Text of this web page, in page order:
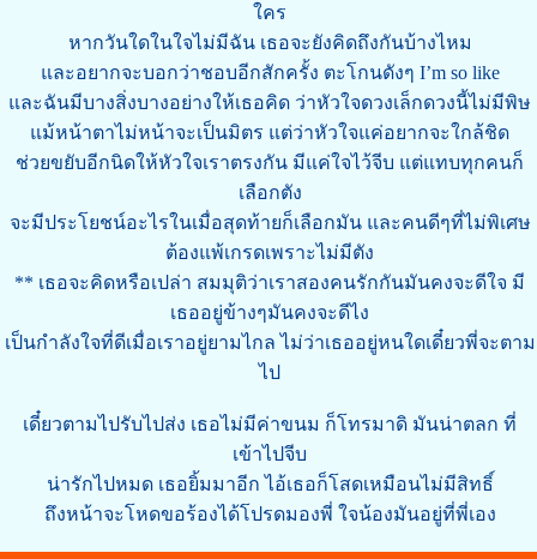
ใคร
หากวันใดในใจไม่มีฉัน เธอจะยังคิดถึงกันบ้างไหม
และอยากจะบอกว่าชอบอีกสักครั้ง ตะโกนดังๆ I’m so like
และฉันมีบางสิ่งบางอย่างให้เธอคิด ว่าหัวใจดวงเล็กดวงนี้ไม่มีพิษ
แม้หน้าตาไม่หน้าจะเป็นมิตร แต่ว่าหัวใจแค่อยากจะใกล้ชิด
ช่วยขยับอีกนิดให้หัวใจเราตรงกัน มีแค่ใจไว้จีบ แต่แทบทุกคนก็
เลือกตัง
จะมีประโยชน์อะไรในเมื่อสุดท้ายก็เลือกมัน และคนดีๆที่ไม่พิเศษ
ต้องแพ้เกรดเพราะไม่มีตัง
** เธอจะคิดหรือเปล่า สมมุติว่าเราสองคนรักกันมันคงจะดีใจ มี
เธออยู่ข้างๆมันคงจะดีไง
เป็นกำลังใจที่ดีเมื่อเราอยู่ยามไกล ไม่ว่าเธออยู่หนใดเดี๋ยวพี่จะตาม
ไป
เดี๋ยวตามไปรับไปส่ง เธอไม่มีค่าขนม ก็โทรมาดิ มันน่าตลก ที่
เข้าไปจีบ
น่ารักไปหมด เธอยิ้มมาอีก ไอ้เธอก็โสดเหมือนไม่มีสิทธิ์
ถึงหน้าจะโหดขอร้องได้โปรดมองพี่ ใจน้องมันอยู่ที่พี่เอง